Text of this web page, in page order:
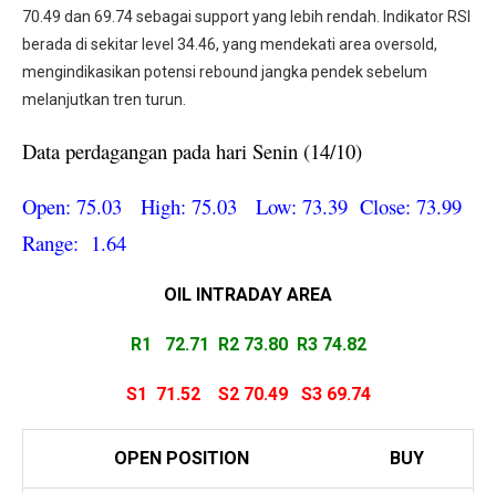
70.49 dan 69.74 sebagai support yang lebih rendah. Indikator RSI
berada di sekitar level 34.46, yang mendekati area oversold,
mengindikasikan potensi rebound jangka pendek sebelum
melanjutkan tren turun.
Data perdagangan pada hari Senin (14/10)
Open: 75.03 High: 75.03 Low: 73.39 Close: 73.99
Range: 1.64
OIL INTRADAY AREA
R1 72.71 R2 73.80 R3 74.82
S1 71.52S2 70.49 S3 69.74
OPEN POSITION BUY